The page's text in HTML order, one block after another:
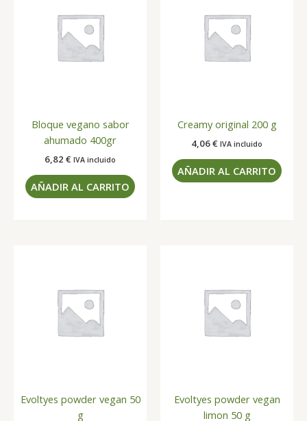
Bloque vegano sabor
ahumado 400gr
6,82 € IVA incluido
AÑADIR AL CARRITO
Creamy original 200 g
4,06€ IVA incluido
AÑADIR AL CARRITO
Evoltyes powder vegan 50
g
Evoltyes powder vegan
limon 50 g